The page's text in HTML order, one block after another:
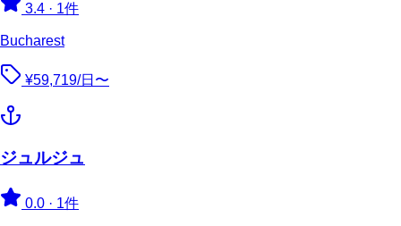
3.4 · 1件
Bucharest
¥59,719/日〜
ジュルジュ
0.0 · 1件